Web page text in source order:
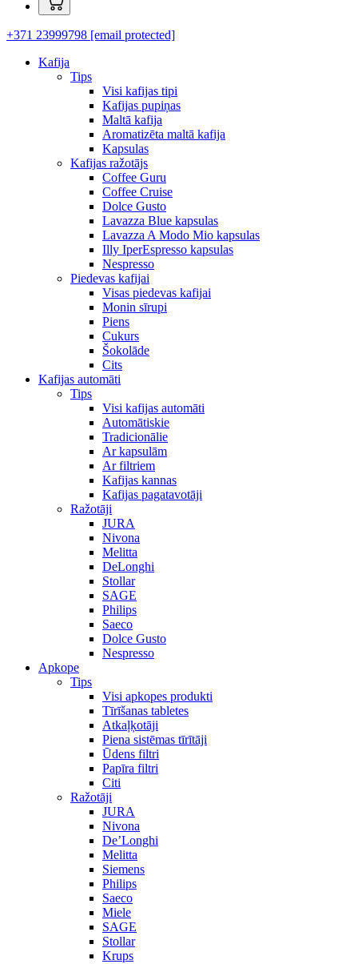
+371 23999798 [email protected]
Kafija
Tips
Visi kafijas tipi
Kafijas pupiņas
Maltā kafija
Aromatizēta maltā kafija
Kapsulas
Kafijas ražotājs
Coffee Guru
Coffee Cruise
Dolce Gusto
Lavazza Blue kapsulas
Lavazza A Modo Mio kapsulas
Illy IperEspresso kapsulas
Nespresso
Piedevas kafijai
Visas piedevas kafijai
Monin sīrupi
Piens
Cukurs
Šokolāde
Cits
Kafijas automāti
Tips
Visi kafijas automāti
Automātiskie
Tradicionālie
Ar kapsulām
Ar filtriem
Kafijas kannas
Kafijas pagatavotāji
Ražotāji
JURA
Nivona
Melitta
DeLonghi
Stollar
SAGE
Philips
Saeco
Dolce Gusto
Nespresso
Apkope
Tips
Visi apkopes produkti
Tīrīšanas tabletes
Atkaļķotāji
Piena sistēmas tīrītāji
Ūdens filtri
Papīra filtri
Citi
Ražotāji
JURA
Nivona
De’Longhi
Melitta
Siemens
Philips
Saeco
Miele
SAGE
Stollar
Krups